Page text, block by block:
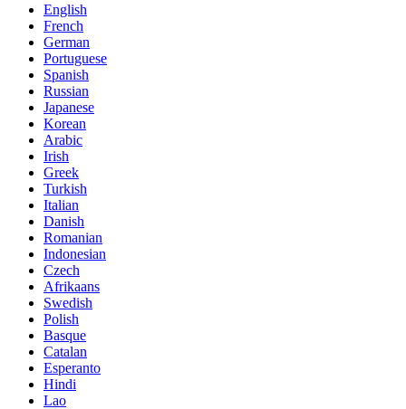
English
French
German
Portuguese
Spanish
Russian
Japanese
Korean
Arabic
Irish
Greek
Turkish
Italian
Danish
Romanian
Indonesian
Czech
Afrikaans
Swedish
Polish
Basque
Catalan
Esperanto
Hindi
Lao